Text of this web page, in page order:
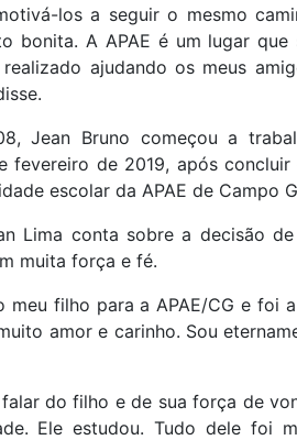
los a seguir o mesmo
bonita. A APAE é um lugar
ajudando os meus
Jean Bruno começou a
fevereiro de 2019, após
escolar da APAE de Campo
Lima conta sobre a decisão
muita força e fé.
meu filho para a APAE/CG e foi
amor e carinho. Sou
do filho e de sua força de
Ele estudou. Tudo dele foi